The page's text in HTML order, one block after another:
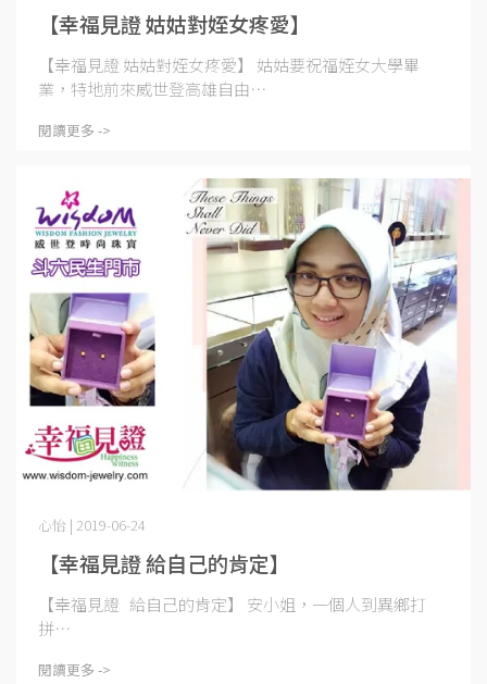
【幸福見證 姑姑對姪女疼愛】
【幸福見證 姑姑對姪女疼愛】 姑姑要祝福姪女大學畢
業，特地前來威世登高雄自由⋯
閱讀更多 ->
【幸福見證 給自己的肯定】
心怡 | 2019-06-24
【幸福見證 給自己的肯定】 安小姐，一個人到異鄉打
拼⋯
閱讀更多 ->